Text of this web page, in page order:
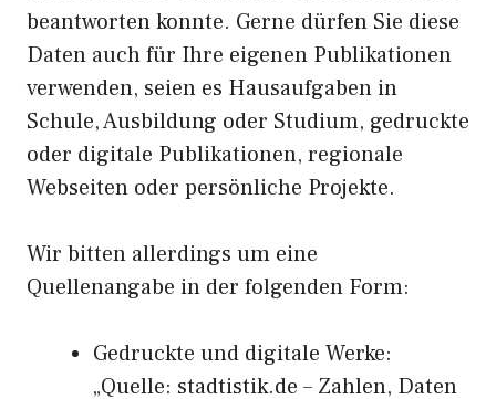
beantworten konnte. Gerne dürfen Sie diese
Daten auch für Ihre eigenen Publikationen
verwenden, seien es Hausaufgaben in
Schule, Ausbildung oder Studium, gedruckte
oder digitale Publikationen, regionale
Webseiten oder persönliche Projekte.
Wir bitten allerdings um eine
Quellenangabe in der folgenden Form:
Gedruckte und digitale Werke:
„Quelle: stadtistik.de – Zahlen, Daten